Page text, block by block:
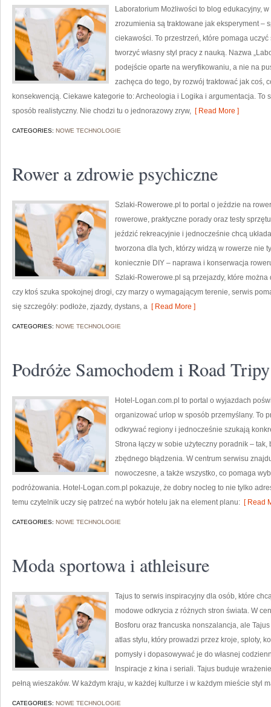
Laboratorium Możliwości to blog edukacyjny,
zrozumienia są traktowane jak eksperyment –
ciekawości. To przestrzeń, które pomaga
tworzyć własny styl pracy z nauką. Nazwa
podejście oparte na weryfikowaniu, a nie na
zachęca do tego, by rozwój traktować jak coś,
konsekwencją. Ciekawe kategorie to: Archeologia i Logika i argumentacja. To
sposób realistyczny. Nie chodzi tu o jednorazowy zryw, [ Read More ]
CATEGORIES: NOWE TECHNOLOGIE
Rower a zdrowie psychiczne
Szlaki-Rowerowe.pl to portal o jeździe na
rowerowe, praktyczne porady oraz testy
jeździć rekreacyjnie i jednocześnie chcą
tworzona dla tych, którzy widzą w rowerze nie
koniecznie DIY – naprawa i konserwacja
Szlaki-Rowerowe.pl są przejazdy, które
czy ktoś szuka spokojnej drogi, czy marzy o wymagającym terenie, serwis
się szczegóły: podłoże, zjazdy, dystans, a [ Read More ]
CATEGORIES: NOWE TECHNOLOGIE
Podróże Samochodem i Road Tripy
Hotel-Logan.com.pl to portal o wyjazdach
organizować urlop w sposób przemyślany. To
odkrywać regiony i jednocześnie szukają
Strona łączy w sobie użyteczny poradnik –
zbędnego błądzenia. W centrum serwisu
nowoczesne, a także wszystko, co pomaga
podróżowania. Hotel-Logan.com.pl pokazuje, że dobry nocleg to nie tylko
temu czytelnik uczy się patrzeć na wybór hotelu jak na element planu: [ Read
CATEGORIES: NOWE TECHNOLOGIE
Moda sportowa i athleisure
Tajus to serwis inspiracyjny dla osób, które
modowe odkrycia z różnych stron świata. W
Bosforu oraz francuska nonszalancja, ale
atlas stylu, który prowadzi przez kroje, sploty,
pomysły i dopasowywać je do własnej
Inspiracje z kina i seriali. Tajus buduje
pełną wieszaków. W każdym kraju, w każdej kulturze i w każdym mieście styl
CATEGORIES: NOWE TECHNOLOGIE